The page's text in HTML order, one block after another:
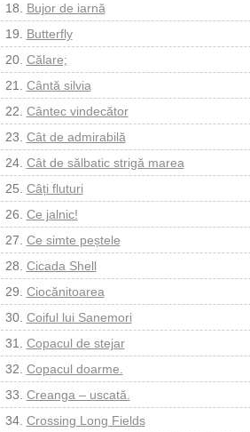
Bujor de iarnă
Butterfly
Călare;
Cântă silvia
Cântec vindecător
Cât de admirabilă
Cât de sălbatic strigă marea
Câți fluturi
Ce jalnic!
Ce simte peștele
Cicada Shell
Ciocănitoarea
Coiful lui Sanemori
Copacul de stejar
Copacul doarme.
Creanga – uscată.
Crossing Long Fields